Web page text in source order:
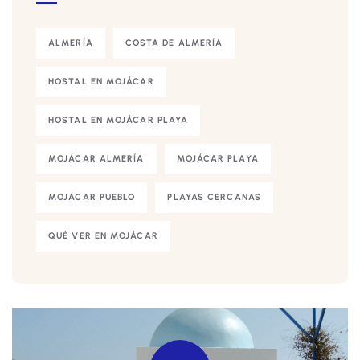
ALMERÍA COSTA DE ALMERÍA
HOSTAL EN MOJÁCAR
HOSTAL EN MOJÁCAR PLAYA
MOJÁCAR ALMERÍA MOJÁCAR PLAYA
MOJÁCAR PUEBLO PLAYAS CERCANAS
QUÉ VER EN MOJÁCAR